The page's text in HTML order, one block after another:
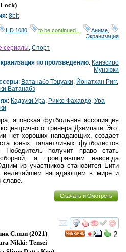
)
: 8bit
HD 1080 to be continued... Аниме
Экранизация
сериалы, Спорт
по произведению: Канэсиро
Мунэюки
: Ватанабэ Тэцуаки, Йонатхан Ригг,
Ватанабэ
: Кадзуки Ура, Рикко Фахардо, Ура
японская футбольная ассоциация
тренера Дзимпати Эго.
нет хороших нападающих, создает
юных талантливых футболистов
получит право стать
а проигравшим навсегда
из участников становится Ёити
величайшим нападающим в мире и
Скачать и Смотреть
смотреть
2
Слизи (2021)
Nikki: Tensei